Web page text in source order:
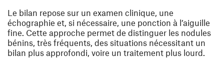
Le bilan repose sur un examen clinique, une
échographie et, si nécessaire, une ponction à l’aiguille
fine. Cette approche permet de distinguer les nodules
bénins, très fréquents, des situations nécessitant un
bilan plus approfondi, voire un traitement plus lourd.